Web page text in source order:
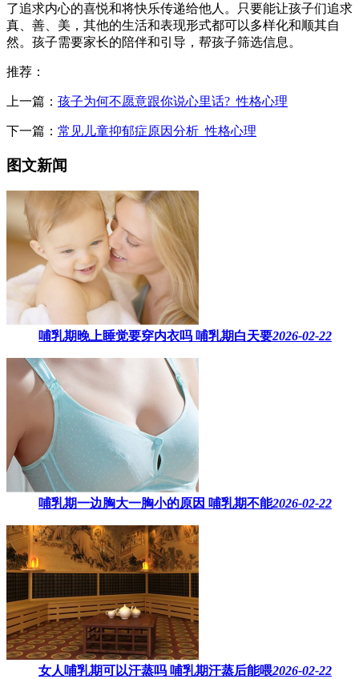
了追求内心的喜悦和将快乐传递给他人。只要能让孩子们追求
真、善、美，其他的生活和表现形式都可以多样化和顺其自
然。孩子需要家长的陪伴和引导，帮孩子筛选信息。
推荐：
上一篇： 孩子为何不愿意跟你说心里话?_性格心理
下一篇： 常见儿童抑郁症原因分析_性格心理
图文新闻
哺乳期晚上睡觉要穿内衣吗​ 哺乳期白天要2026-02-22
哺乳期一边胸大一胸小的原因​ 哺乳期不能2026-02-22
女人哺乳期可以汗蒸吗 ​哺乳期汗蒸后能喂2026-02-22